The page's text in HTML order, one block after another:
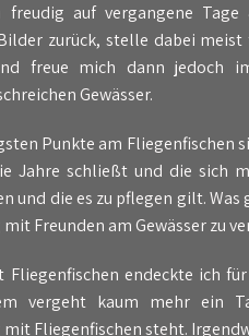
auf vergangene
zurück, stelle dabei
freue mich dann jedoch
Gewässer.
Punkte am Fliegenfischen
Jahre schließt und die sich
und die es zu pflegen gilt.
Freunden am Gewässer zu
Fliegenfischen endeckte ich
vergeht kaum mehr ein
Fliegenfischen steht.